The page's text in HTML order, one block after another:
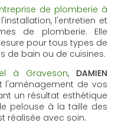
de plomberie à
l'entretien et
de plomberie. Elle
pour tous types de
de bain ou de cuisines.
à Graveson, DAMIEN
l'aménagement de vos
un résultat esthétique
pelouse à la taille des
réalisée avec soin.